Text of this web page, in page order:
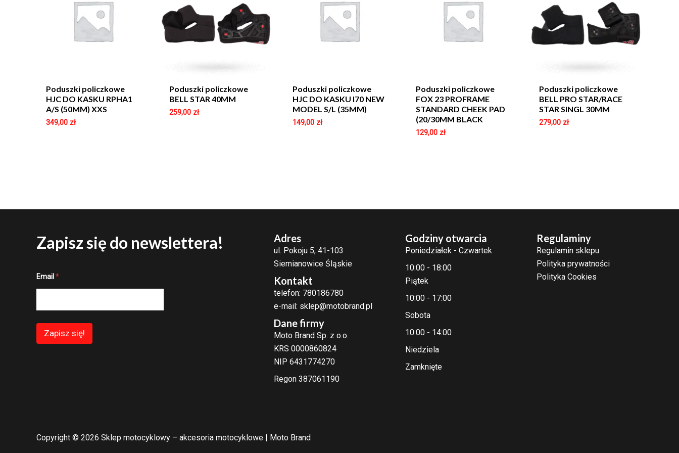
Poduszki policzkowe
HJC DO KASKU RPHA1
A/S (50MM) XXS
349,00 zł
Poduszki policzkowe
BELL STAR 40MM
259,00 zł
Poduszki policzkowe
HJC DO KASKU I70 NEW
MODEL S/L (35MM)
149,00 zł
Poduszki policzkowe
FOX 23 PROFRAME
STANDARD CHEEK PAD
(20/30MM BLACK
129,00 zł
Poduszki policzkowe
BELL PRO STAR/RACE
STAR SINGL 30MM
279,00 zł
Zapisz się do newslettera!
*Email *
Zapisz się!
Adres
ul. Pokoju 5, 41-103
Siemianowice Śląskie
Kontakt
telefon: 780186780
e-mail: sklep@motobrand.pl
Dane firmy
Moto Brand Sp. z o.o.
KRS 0000860824
NIP 6431774270
Regon 387061190
Godziny otwarcia
Poniedziałek - Czwartek
10:00 - 18:00
Piątek
10:00 - 17:00
Sobota
10:00 - 14:00
Niedziela
Zamknięte
Regulaminy
Regulamin sklepu
Polityka prywatności
Polityka Cookies
Copyright © 2026 Sklep motocyklowy – akcesoria motocyklowe | Moto Brand